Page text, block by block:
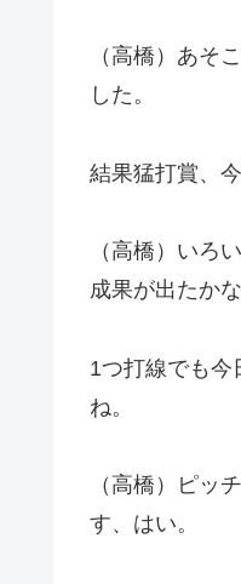
（高橋）あそ
した。
結果猛打賞、
（高橋）いろ
成果が出たか
1つ打線でも今
ね。
（高橋）ピッ
す、はい。